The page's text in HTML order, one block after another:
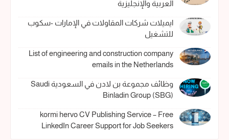
العربية والإنجليزية
ايميلات شركات المقاولات في الإمارات -سكوب
للتشغيل
List of engineering and construction company
emails in the Netherlands
وظائف مجموعة بن لادن في السعودية Saudi
Binladin Group (SBG)
kormi hervo CV Publishing Service – Free
LinkedIn Career Support for Job Seekers